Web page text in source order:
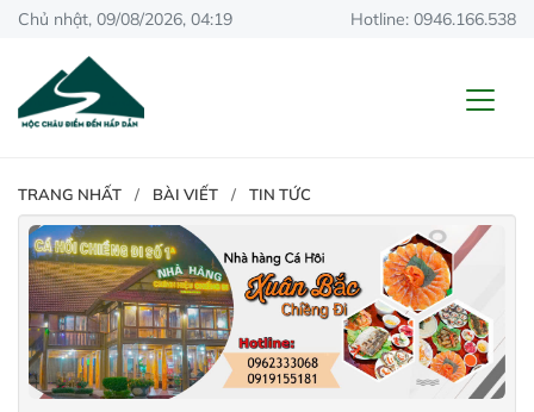
Chủ nhật, 09/08/2026, 04:19 Hotline: 0946.166.538
TRANG NHẤT BÀI VIẾT TIN TỨC